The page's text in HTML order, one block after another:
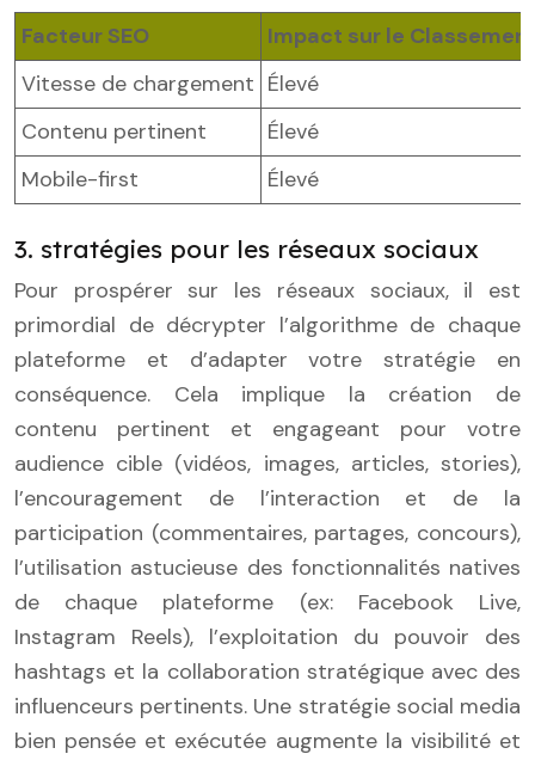
Facteur SEO
Impact sur le
Vitesse de chargement Élevé
Contenu pertinent
Élevé
Mobile-first
Élevé
3. stratégies pour les réseaux sociaux
Pour prospérer sur les réseaux sociaux, il est
primordial de décrypter l’algorithme de chaque
plateforme et d’adapter votre stratégie en
conséquence. Cela implique la création de
contenu pertinent et engageant pour votre
audience cible (vidéos, images, articles, stories),
l’encouragement de l’interaction et de la
participation (commentaires, partages, concours),
l’utilisation astucieuse des fonctionnalités natives
de chaque plateforme (ex: Facebook Live,
Instagram Reels), l’exploitation du pouvoir des
hashtags et la collaboration stratégique avec des
influenceurs pertinents. Une stratégie social media
bien pensée et exécutée augmente la visibilité et